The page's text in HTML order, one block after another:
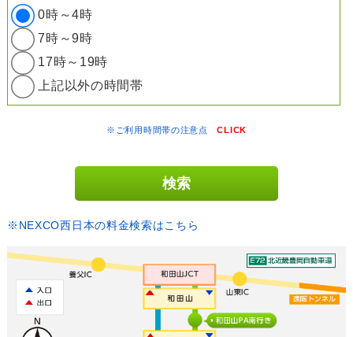
0時～4時
7時～9時
17時～19時
上記以外の時間帯
※ご利用時間帯の注意点CLICK
※NEXCO西日本の料金検索はこちら